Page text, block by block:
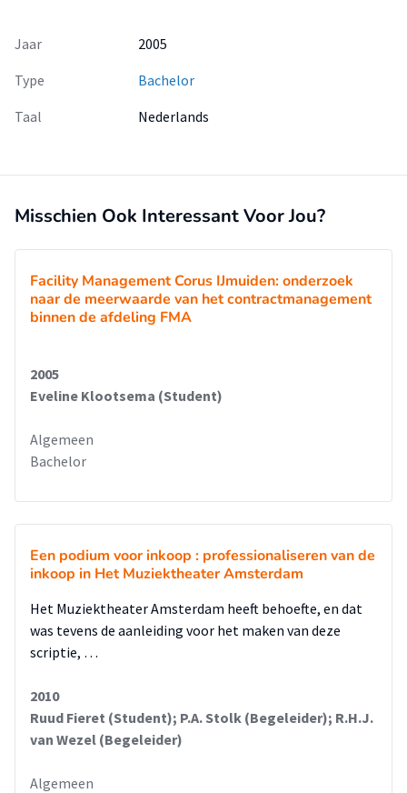
Jaar
2005
Type
Bachelor
Taal
Nederlands
Misschien Ook Interessant Voor Jou?
Facility Management Corus IJmuiden: onderzoek
naar de meerwaarde van het contractmanagement
binnen de afdeling FMA
2005
Eveline Klootsema (Student)
Algemeen
Bachelor
Een podium voor inkoop : professionaliseren van de
inkoop in Het Muziektheater Amsterdam
Het Muziektheater Amsterdam heeft behoefte, en dat
was tevens de aanleiding voor het maken van deze
scriptie, …
2010
Ruud Fieret (Student); P.A. Stolk (Begeleider); R.H.J.
van Wezel (Begeleider)
Algemeen